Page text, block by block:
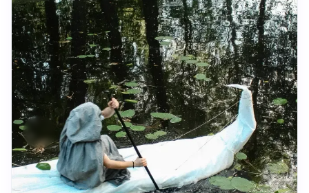
Фестивали
Фестиваль «Ковава»